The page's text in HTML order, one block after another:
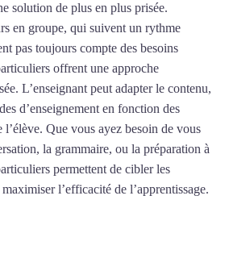
solution de plus en plus prisée.
en groupe, qui suivent un rythme
pas toujours compte des besoins
offrent une approche
L’enseignant peut adapter le contenu,
d’enseignement en fonction des
Que vous ayez besoin de vous
la grammaire, ou la préparation à
permettent de cibler les
l’efficacité de l’apprentissage.